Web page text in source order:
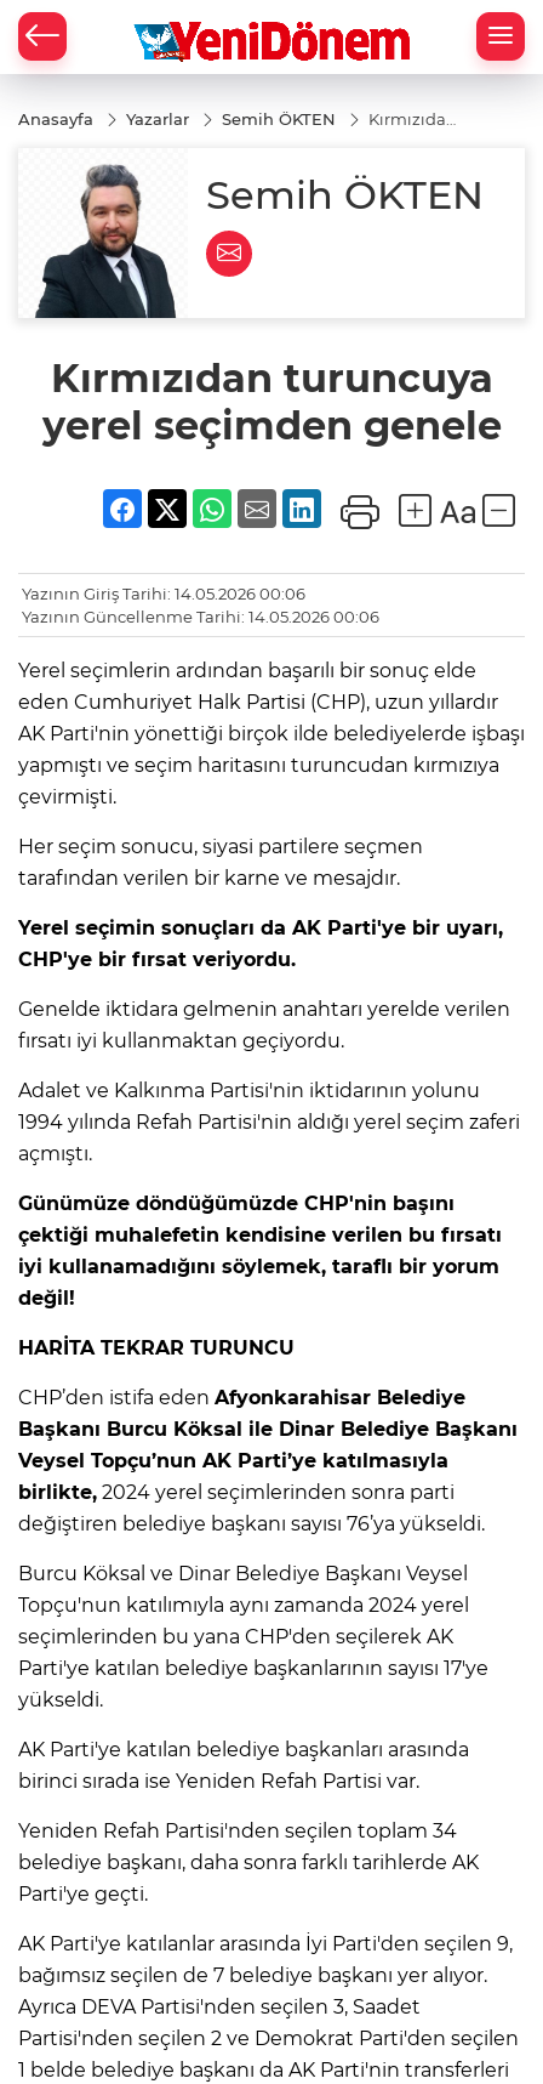
Anasayfa Yazarlar Semih ÖKTEN
Kırmızıdan
genele
Semih ÖKTEN
Kırmızıdan turuncuya
yerel seçimden genele
Yazının Giriş Tarihi: 14.05.2026 00:06
Yazının Güncellenme Tarihi: 14.05.2026 00:06
Yerel seçimlerin ardından başarılı bir sonuç elde
eden Cumhuriyet Halk Partisi (CHP), uzun yıllardır
AK Parti'nin yönettiği birçok ilde belediyelerde işbaşı
yapmıştı ve seçim haritasını turuncudan kırmızıya
çevirmişti.
Her seçim sonucu, siyasi partilere seçmen
tarafından verilen bir karne ve mesajdır.
Yerel seçimin sonuçları da AK Parti'ye bir uyarı,
CHP'ye bir fırsat veriyordu.
Genelde iktidara gelmenin anahtarı yerelde verilen
fırsatı iyi kullanmaktan geçiyordu.
Adalet ve Kalkınma Partisi'nin iktidarının yolunu
1994 yılında Refah Partisi'nin aldığı yerel seçim zaferi
açmıştı.
Günümüze döndüğümüzde CHP'nin başını
çektiği muhalefetin kendisine verilen bu fırsatı
iyi kullanamadığını söylemek, taraflı bir yorum
değil!
HARİTA TEKRAR TURUNCU
CHP’den istifa eden Afyonkarahisar Belediye
Başkanı Burcu Köksal ile Dinar Belediye Başkanı
Veysel Topçu’nun AK Parti’ye katılmasıyla
birlikte, 2024 yerel seçimlerinden sonra parti
değiştiren belediye başkanı sayısı 76’ya yükseldi.
Burcu Köksal ve Dinar Belediye Başkanı Veysel
Topçu'nun katılımıyla aynı zamanda 2024 yerel
seçimlerinden bu yana CHP'den seçilerek AK
Parti'ye katılan belediye başkanlarının sayısı 17'ye
yükseldi.
AK Parti'ye katılan belediye başkanları arasında
birinci sırada ise Yeniden Refah Partisi var.
Yeniden Refah Partisi'nden seçilen toplam 34
belediye başkanı, daha sonra farklı tarihlerde AK
Parti'ye geçti.
AK Parti'ye katılanlar arasında İyi Parti'den seçilen 9,
bağımsız seçilen de 7 belediye başkanı yer alıyor.
Ayrıca DEVA Partisi'nden seçilen 3, Saadet
Partisi'nden seçilen 2 ve Demokrat Parti'den seçilen
1 belde belediye başkanı da AK Parti'nin transferleri